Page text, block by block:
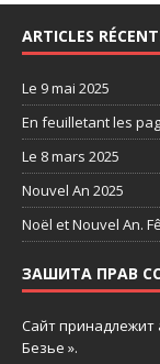
ARTICLES
Le 9 mai 2025
En feuilletant les
Le 8 mars 2025
Nouvel An 2025
Noël et Nouvel An.
ЗАШИТА ПРАВ
Сайт принадлежит
Безье ».